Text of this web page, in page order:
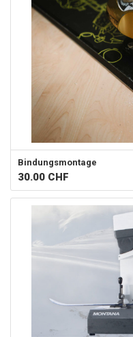
Bindungsmontage
30.00 CHF